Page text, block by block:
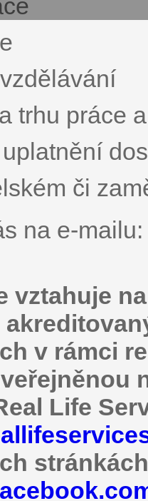
trhu práce
či
na e-
vztahuje
v rámci
Life
stránkách